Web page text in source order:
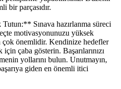
bir parçasıdır.
Sınava hazırlanma süreci
motivasyonunuzu yüksek
çok önemlidir. Kendinize hedefler
çaba gösterin. Başarılarınızı
yollarını bulun. Unutmayın,
giden en önemli itici